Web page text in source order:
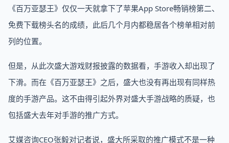
《百万亚瑟王》仅仅一天就拿下了苹果App Store畅销榜第二、
免费下载榜头名的成绩，此后几个月内都稳居各个榜单相对前
列的位置。
但是，从此次盛大游戏财报披露的数据看，手游收入却出现了
下滑。而在《百万亚瑟王》之后，盛大也没有再出现有同样热
度的手游产品。这不由得引起外界对盛大手游战略的质疑，也
包括盛大去年对手游的推广方式。
艾媒咨询CEO张毅对记者说，盛大所采取的推广模式不是一种